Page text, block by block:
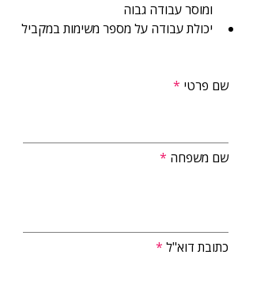
ומוסר עבודה גבוה
יכולת עבודה על מספר משימות במקביל
שם פרטי
שם משפחה
כתובת דוא"ל